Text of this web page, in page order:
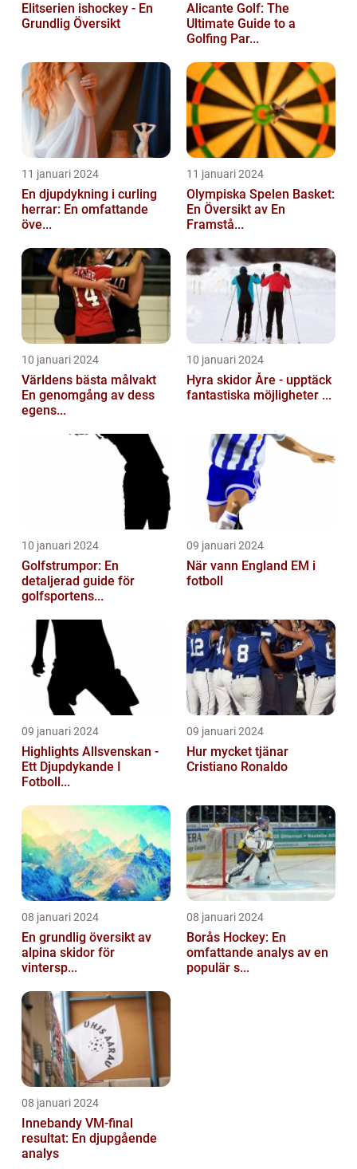
Elitserien ishockey - En
Grundlig Översikt
Alicante Golf: The
Ultimate Guide to a
Golfing Par...
11 januari 2024
En djupdykning i curling
herrar: En omfattande
öve...
11 januari 2024
Olympiska Spelen Basket:
En Översikt av En
Framstå...
10 januari 2024
Världens bästa målvakt
En genomgång av dess
egens...
10 januari 2024
Hyra skidor Åre - upptäck
fantastiska möjligheter ...
10 januari 2024
Golfstrumpor: En
detaljerad guide för
golfsportens...
09 januari 2024
När vann England EM i
fotboll
09 januari 2024
Highlights Allsvenskan -
Ett Djupdykande I
Fotboll...
09 januari 2024
Hur mycket tjänar
Cristiano Ronaldo
08 januari 2024
En grundlig översikt av
alpina skidor för
vintersp...
08 januari 2024
Borås Hockey: En
omfattande analys av en
populär s...
08 januari 2024
Innebandy VM-final
resultat: En djupgående
analys